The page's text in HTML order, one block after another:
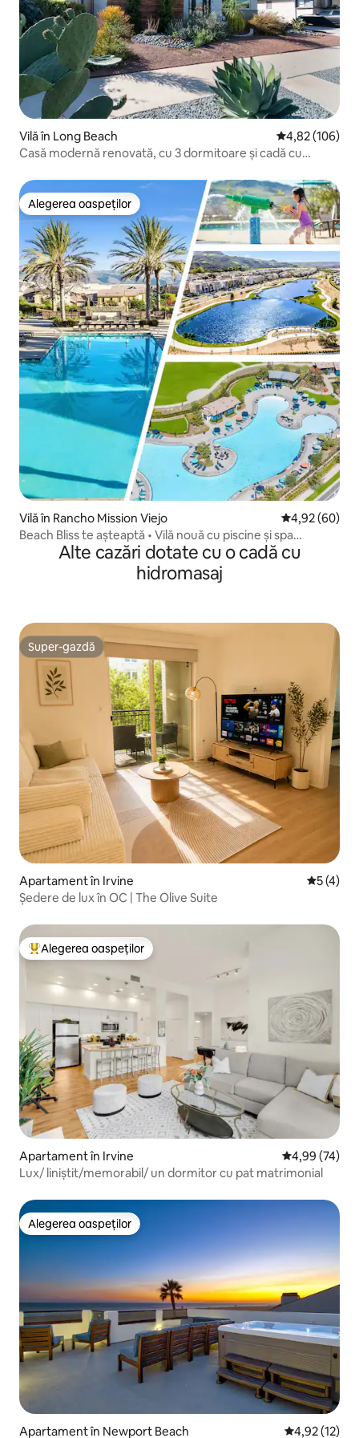
Vilă în Long Beach Scor mediu de
4,82 (106)
Casă modernă renovată, cu 3 dormitoare și cadă cu
Alegerea oaspeților
Alegerea oaspeților
Vilă în Rancho Mission Viejo Scor mediu
4,92 (60)
Beach Bliss te așteaptă • Vilă nouă cu piscine și spa
uimitoareAlte cazări dotate cu o cadă cu
hidromasaj
Super-gazdă
Super-gazdă
Apartament în Irvine Scor
5 (4)
Ședere de lux în OC | The Olive Suite
Locuință din topul categoriei Alegerea oaspeților
Alegerea oaspeților
Apartament în Irvine Scor mediu
4,99 (74)
Lux/ liniștit/memorabil/ un dormitor cu pat matrimonial
Alegerea oaspeților
Alegerea oaspeților
Apartament în Newport Beach Scor mediu
4,92 (12)